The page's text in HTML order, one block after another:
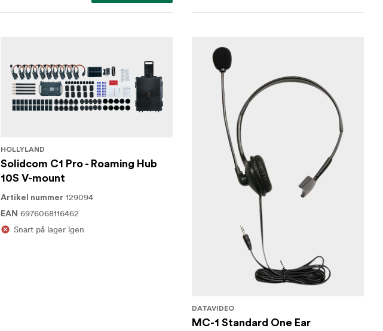
HOLLYLAND
Solidcom C1 Pro - Roaming Hub
10S V-mount
Artikel nummer 129094
EAN 6976068116462
Snart på lager igen
DATAVIDEO
MC-1 Standard One Ear